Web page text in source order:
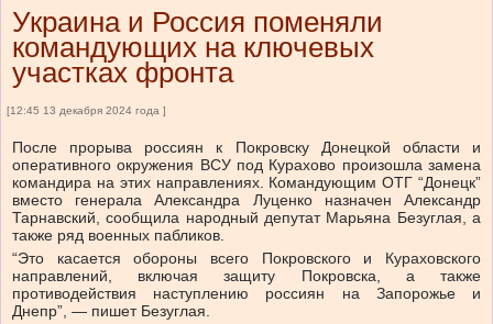
Украина и Россия поменяли
командующих на ключевых
участках фронта
[12:45 13 декабря 2024 года ]
После прорыва россиян к Покровску Донецкой области и
оперативного окружения ВСУ под Курахово произошла замена
командира на этих направлениях. Командующим ОТГ “Донецк”
вместо генерала Александра Луценко назначен Александр
Тарнавский, сообщила народный депутат Марьяна Безуглая, а
также ряд военных пабликов.
“Это касается обороны всего Покровского и Кураховского
направлений, включая защиту Покровска, а также
противодействия наступлению россиян на Запорожье и
Днепр”, — пишет Безуглая.